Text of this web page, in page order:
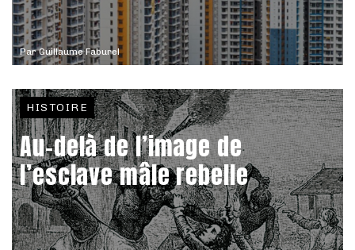
ParGuillaume Faburel
HISTOIRE
Au-delà de l’image de
l’esclave mâle rebelle